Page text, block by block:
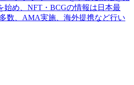
始め、NFT・BCGの情報は日本最
数、AMA実施、海外提携など行い